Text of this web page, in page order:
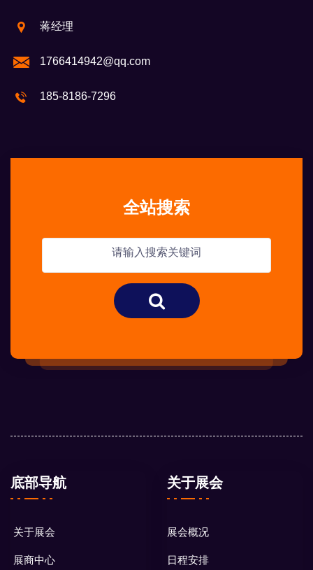
蒋经理
1766414942@qq.com
185-8186-7296
全站搜索
底部导航
关于展会
展商中心
关于展会
展会概况
日程安排